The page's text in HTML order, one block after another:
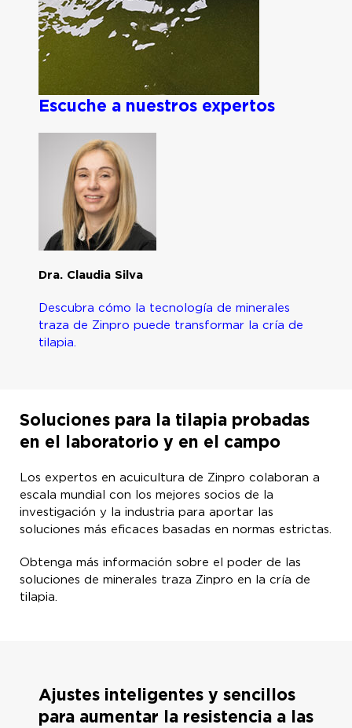
Escuche a nuestros expertos
Dra. Claudia Silva
Descubra cómo la tecnología de minerales
traza de Zinpro puede transformar la cría de
tilapia.
Soluciones para la tilapia probadas
en el laboratorio y en el campo
Los expertos en acuicultura de Zinpro colaboran a
escala mundial con los mejores socios de la
investigación y la industria para aportar las
soluciones más eficaces basadas en normas estrictas.
Obtenga más información sobre el poder de las
soluciones de minerales traza Zinpro en la cría de
tilapia.
Ajustes inteligentes y sencillos
para aumentar la resistencia a las